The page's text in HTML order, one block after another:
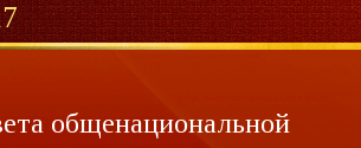
общенациональной